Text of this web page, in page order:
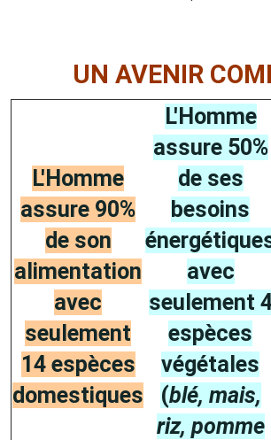
UN AVENIR
L'Homme
assure 90%
de son
alimentation
avec
seulement
14 espèces
domestiques
L'Homme
assure 50%
de ses
besoins
avec
seulement
espèces
végétales
(blé, mais,
riz, pomme